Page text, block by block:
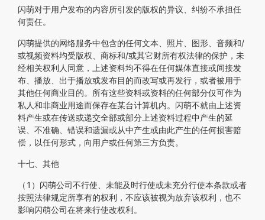
闪萌对于用户发布的内容所引发的版权的异议、纠纷不承担任
何责任。
闪萌提供的网络服务中包含的任何文本、照片、图形、音频和/
或视频资料均受版权、商标和/或其它财所有权法律的保护，未
经相关权利人同意，上述资料均不得在任何媒体直接或间接发
布、播放、出于播放或发布目的而改写或再发行，或者被用于
其他任何商业目的。所有这些资料或资料的任何部分仅可作为
私人和非商业用途而保存在某台计算机内。闪萌不就由上述资
料产生或在传送或递交全部或部分上述资料过程中产生的延
误、不准确、错误和遗漏或从中产生或由此产生的任何损害赔
偿，以任何形式，向用户或任何第三方负责。
十七、其他
（1）闪萌公司不行使、未能及时行使或未充分行使本条款或者
按照法律规定所享有的权利，不应该被视为放弃该权利，也不
影响闪萌公司在将来行使改权利。